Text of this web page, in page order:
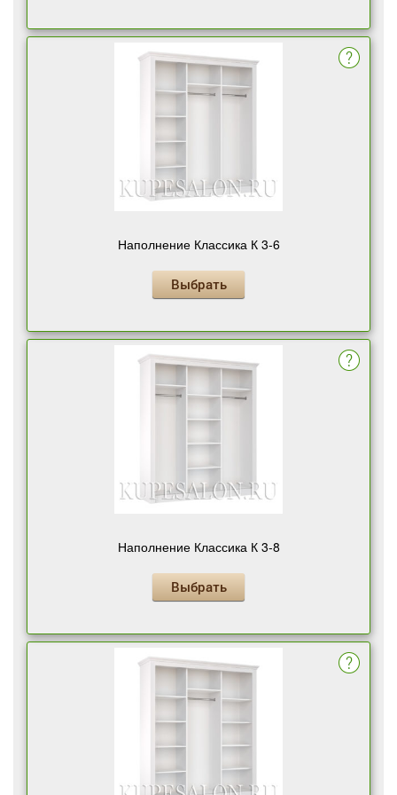
Наполнение Классика К 3-6
Выбрать
Наполнение Классика К 3-8
Выбрать